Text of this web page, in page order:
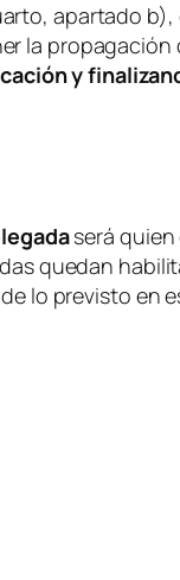
apartado b),
la propagación
y
será quien
quedan
lo previsto en